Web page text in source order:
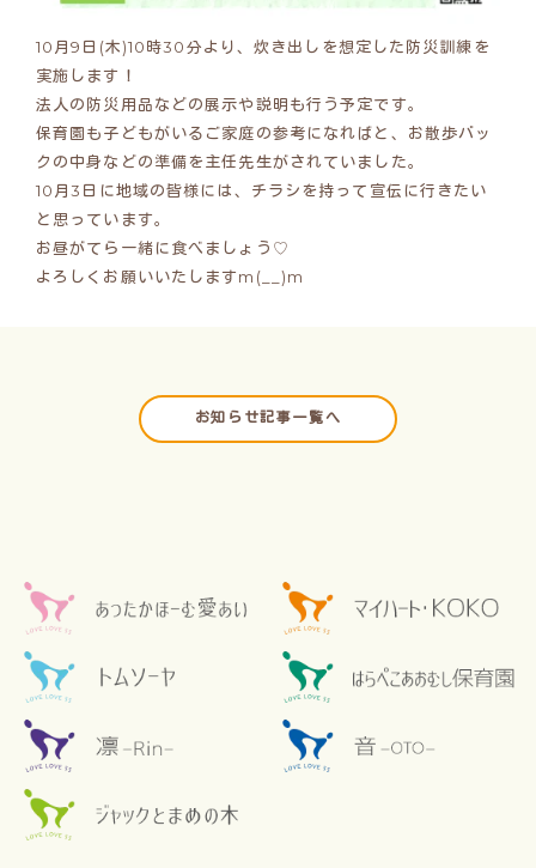
10月9日(木)10時30分より、炊き出しを想定した防災訓練を
実施します！
法人の防災用品などの展示や説明も行う予定です。
保育園も子どもがいるご家庭の参考になればと、お散歩バッ
クの中身などの準備を主任先生がされていました。
10月3日に地域の皆様には、チラシを持って宣伝に行きたい
と思っています。
お昼がてら一緒に食べましょう♡
よろしくお願いいたしますm(__)m
お知らせ記事一覧へ